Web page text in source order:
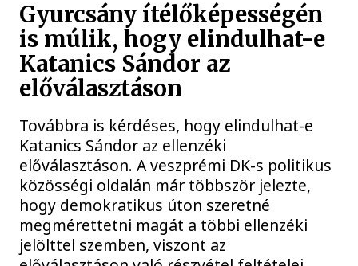
Gyurcsány ítélőképességén
is múlik, hogy elindulhat-e
Katanics Sándor az
előválasztáson
Továbbra is kérdéses, hogy elindulhat-e
Katanics Sándor az ellenzéki
előválasztáson. A veszprémi DK-s politikus
közösségi oldalán már többször jelezte,
hogy demokratikus úton szeretné
megmérettetni magát a többi ellenzéki
jelölttel szemben, viszont az